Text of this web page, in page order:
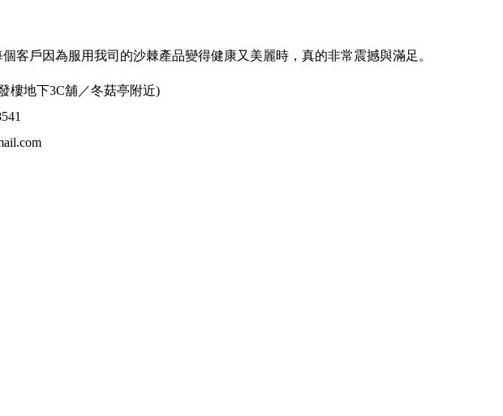
客戶因為服用我司的沙棘產品變得健康又美麗時，真的非常震撼與滿足。
樓地下3C舖／冬菇亭附近)